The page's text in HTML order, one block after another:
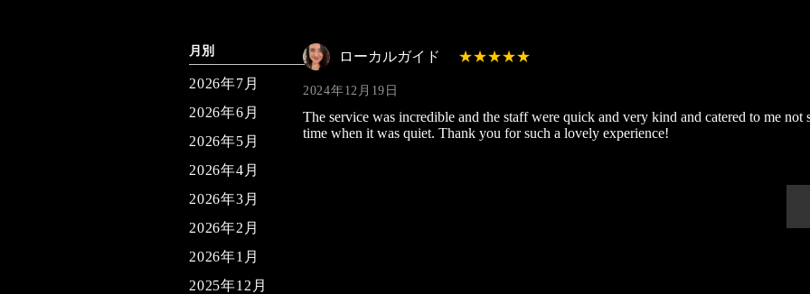
ローカルガイド
2024年12月19日
The service was incredible and the staff were quick and very kind and catered to me not
time when it was quiet. Thank you for such a lovely experience!
月別
2026年7月
2026年6月
2026年5月
2026年4月
2026年3月
2026年2月
2026年1月
2025年12月